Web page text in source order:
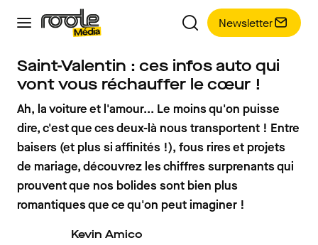
Newsletter
Saint-Valentin : ces infos auto qui
vont vous réchauffer le cœur !
Ah, la voiture et l'amour... Le moins qu'on puisse
dire, c'est que ces deux-là nous transportent ! Entre
baisers (et plus si affinités !), fous rires et projets
de mariage, découvrez les chiffres surprenants qui
prouvent que nos bolides sont bien plus
romantiques que ce qu'on peut imaginer !
Kevin Amico